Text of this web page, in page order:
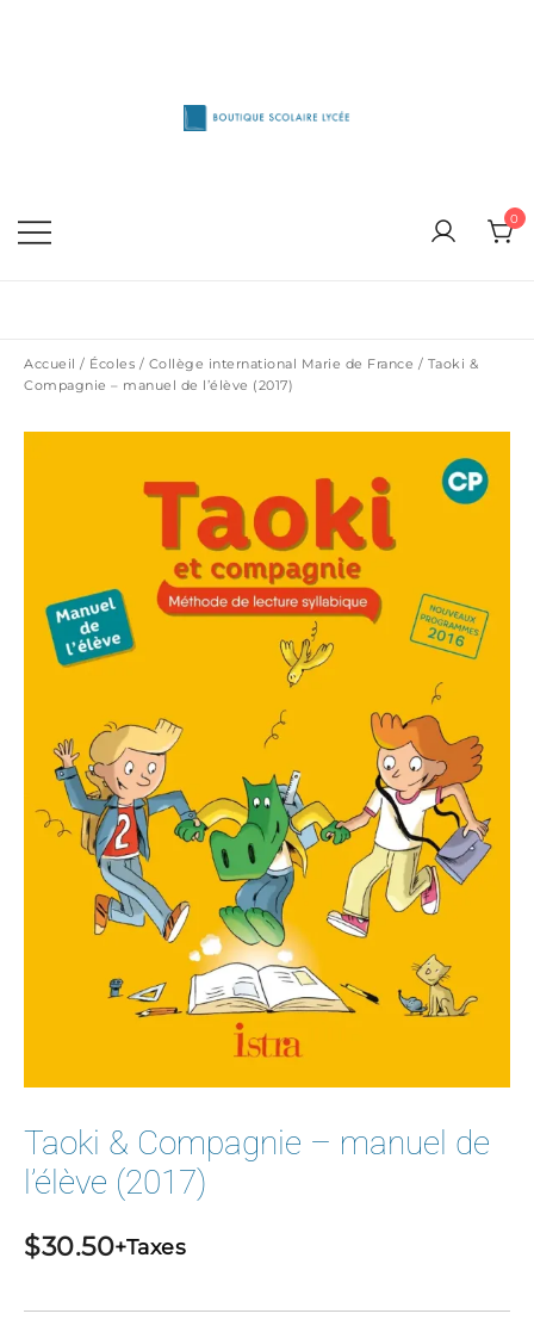
0
Accueil / Écoles / Collège international Marie de France / Taoki &
Compagnie – manuel de l’élève (2017)
Taoki & Compagnie – manuel de
l’élève (2017)
$30.50+Taxes